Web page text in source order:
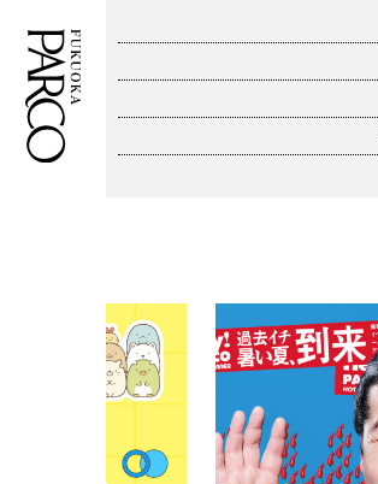
ニュース
レストラン・カフェ
TAX FREE
한국어
日本語